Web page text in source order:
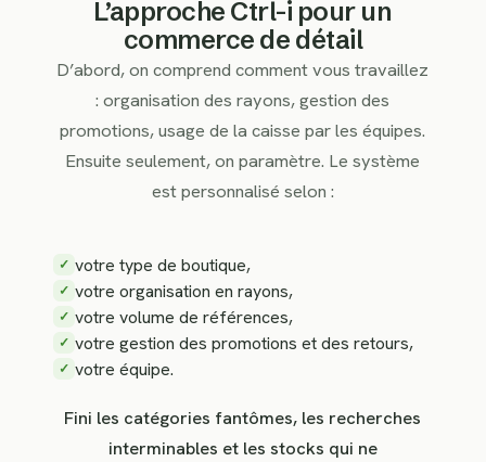
L’approche Ctrl-i pour un
commerce de détail
D’abord, on comprend comment vous travaillez
: organisation des rayons, gestion des
promotions, usage de la caisse par les équipes.
Ensuite seulement, on paramètre. Le système
est personnalisé selon :
✓ votre type de boutique,
✓ votre organisation en rayons,
✓ votre volume de références,
✓ votre gestion des promotions et des retours,
✓ votre équipe.
Fini les catégories fantômes, les recherches
interminables et les stocks qui ne